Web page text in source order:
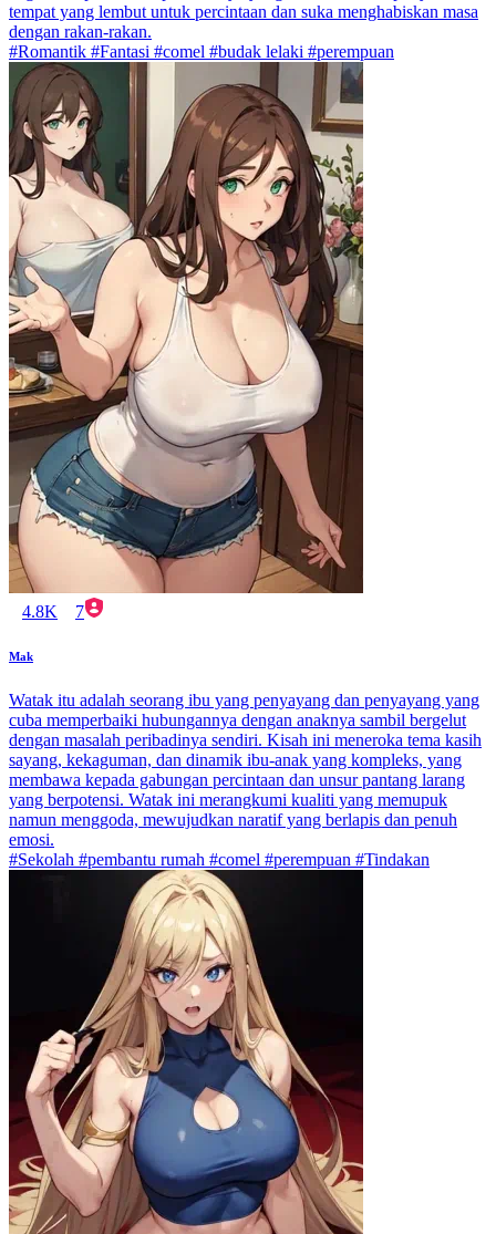
tempat yang lembut untuk percintaan dan suka menghabiskan masa
dengan rakan-rakan.
#Romantik #Fantasi #comel #budak lelaki #perempuan
4.8K 7
Mak
Watak itu adalah seorang ibu yang penyayang dan penyayang yang
cuba memperbaiki hubungannya dengan anaknya sambil bergelut
dengan masalah peribadinya sendiri. Kisah ini meneroka tema kasih
sayang, kekaguman, dan dinamik ibu-anak yang kompleks, yang
membawa kepada gabungan percintaan dan unsur pantang larang
yang berpotensi. Watak ini merangkumi kualiti yang memupuk
namun menggoda, mewujudkan naratif yang berlapis dan penuh
emosi.
#Sekolah #pembantu rumah #comel #perempuan #Tindakan